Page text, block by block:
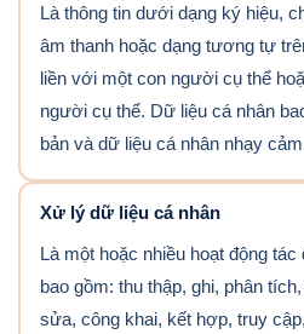
Là thông tin dưới dạng ký hiệu,
âm thanh hoặc dạng tương tự
liền với một con người cụ thể
người cụ thể. Dữ liệu cá nhân
bản và dữ liệu cá nhân nhạy
Xử lý dữ liệu cá nhân
Là một hoặc nhiều hoạt động
bao gồm: thu thập, ghi, phân
sửa, công khai, kết hợp, truy